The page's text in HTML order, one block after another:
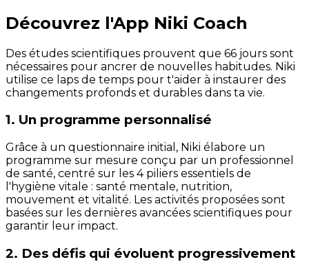
Découvrez l'App Niki Coach
Des études scientifiques prouvent que 66 jours sont
nécessaires pour ancrer de nouvelles habitudes. Niki
utilise ce laps de temps pour t'aider à instaurer des
changements profonds et durables dans ta vie.
1. Un programme personnalisé
Grâce à un questionnaire initial, Niki élabore un
programme sur mesure conçu par un professionnel
de santé, centré sur les 4 piliers essentiels de
l'hygiène vitale : santé mentale, nutrition,
mouvement et vitalité. Les activités proposées sont
basées sur les dernières avancées scientifiques pour
garantir leur impact.
2. Des défis qui évoluent progressivement